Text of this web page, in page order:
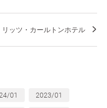
リッツ・カールトンホテル
01 2023/01